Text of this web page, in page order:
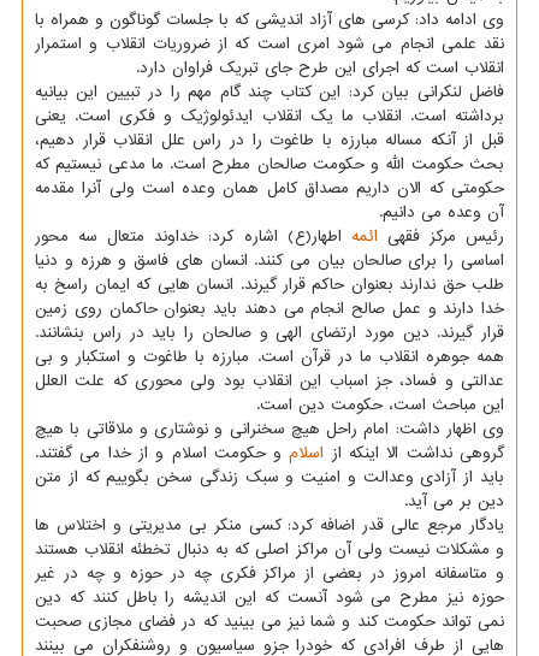
وی ادامه داد: کرسی های آزاد اندیشی که با جلسات گوناگون و همراه با
نقد علمی انجام می شود امری است که از ضروریات انقلاب و استمرار
انقلاب است که اجرای این طرح جای تبریک فراوان دارد.
فاضل لنکرانی بیان کرد: این کتاب چند گام مهم را در تبیین این بیانیه
برداشته است. انقلاب ما یک انقلاب ایدئولوژیک و فکری است. یعنی
قبل از آنکه مساله مبارزه با طاغوت را در راس علل انقلاب قرار دهیم،
بحث حکومت الله و حکومت صالحان مطرح است. ما مدعی نیستیم که
حکومتی که الان داریم مصداق کامل همان وعده است ولی آنرا مقدمه
آن وعده می دانیم.
رئیس مرکز فقهی ائمه اطهار(ع) اشاره کرد: خداوند متعال سه محور
اساسی را برای صالحان بیان می کنند. انسان های فاسق و هرزه و دنیا
طلب حق ندارند بعنوان حاکم قرار گیرند. انسان هایی که ایمان راسخ به
خدا دارند و عمل صالح انجام می دهند باید بعنوان حاکمان روی زمین
قرار گیرند. دین مورد ارتضای الهی و صالحان را باید در راس بنشانند.
همه جوهره انقلاب ما در قرآن است. مبارزه با طاغوت و استکبار و بی
عدالتی و فساد، جز اسباب این انقلاب بود ولی محوری که علت العلل
این مباحث است، حکومت دین است.
وی اظهار داشت: امام راحل هیچ سخنرانی و نوشتاری و ملاقاتی با هیچ
گروهی نداشت الا اینکه از اسلامو حکومت اسلام و از خدا می گفتند.
باید از آزادی وعدالت و امنیت و سبک زندگی سخن بگوییم که از متن
دین بر می آید.
یادگار مرجع عالی قدر اضافه کرد: کسی منکر بی مدیریتی و اختلاس ها
و مشکلات نیست ولی آن مراکز اصلی که به دنبال تخطئه انقلاب هستند
و متاسفانه امروز در بعضی از مراکز فکری چه در حوزه و چه در غیر
حوزه نیز مطرح می شود آنست که این اندیشه را باطل کنند که دین
نمی تواند حکومت کند و شما نیز می بینید که در فضای مجازی صحبت
هایی از طرف افرادی که خودرا جزو سیاسیون و روشنفکران می بینند